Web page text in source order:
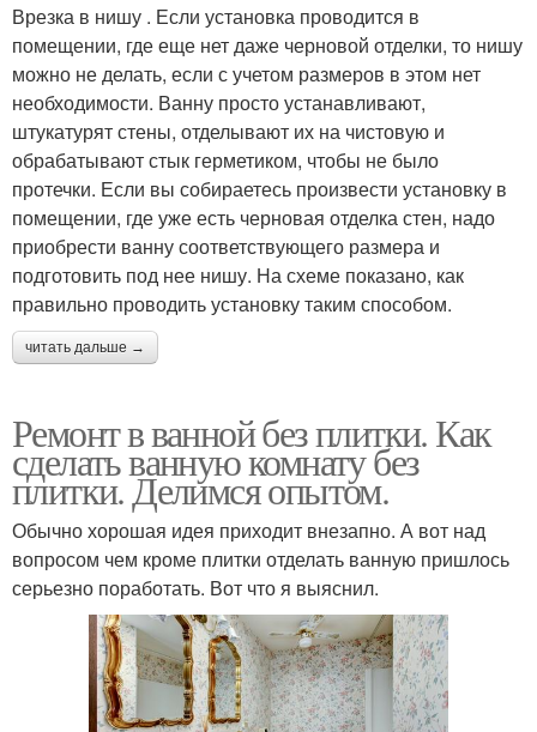
Врезка в нишу . Если установка проводится в
помещении, где еще нет даже черновой отделки, то нишу
можно не делать, если с учетом размеров в этом нет
необходимости. Ванну просто устанавливают,
штукатурят стены, отделывают их на чистовую и
обрабатывают стык герметиком, чтобы не было
протечки. Если вы собираетесь произвести установку в
помещении, где уже есть черновая отделка стен, надо
приобрести ванну соответствующего размера и
подготовить под нее нишу. На схеме показано, как
правильно проводить установку таким способом.
читать дальше →
Ремонт в ванной без плитки. Как
сделать ванную комнату без
плитки. Делимся опытом.
Обычно хорошая идея приходит внезапно. А вот над
вопросом чем кроме плитки отделать ванную пришлось
серьезно поработать. Вот что я выяснил.